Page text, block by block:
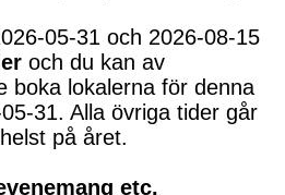
05-31 och 2026-08-15
och du kan av
boka lokalerna för denna
31. Alla övriga tider går
på året.
etc.